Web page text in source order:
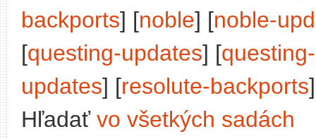
backports] [noble] [noble-
[questing-updates] [
updates] [resolute-backports
Hľadať vo všetkých sadách